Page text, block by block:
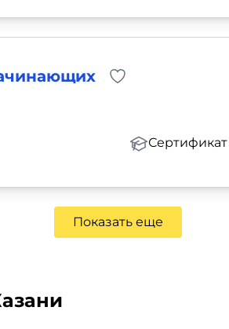
Сертификат
Показать еще